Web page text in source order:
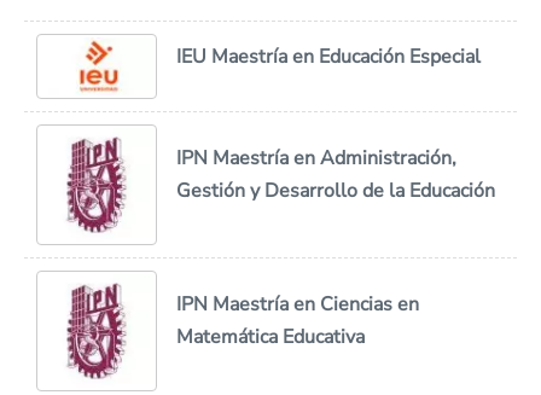
IEU Maestría en Educación Especial
IPN Maestría en Administración,
Gestión y Desarrollo de la Educación
IPN Maestría en Ciencias en
Matemática Educativa